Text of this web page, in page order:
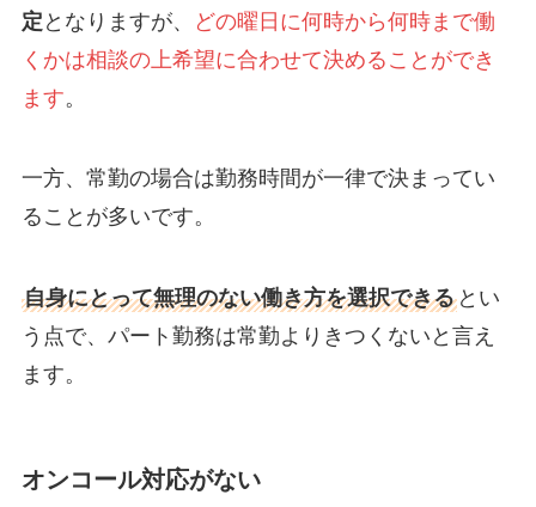
定 となりますが、
どの曜日に何時から何時まで働
くかは相談の上希望に合わせて決めることができ
ます。
一方、常勤の場合は勤務時間が一律で決まってい
ることが多いです。
自身にとって無理のない働き方を選択できるとい
う点で、パート勤務は常勤よりきつくないと言え
ます。
オンコール対応がない